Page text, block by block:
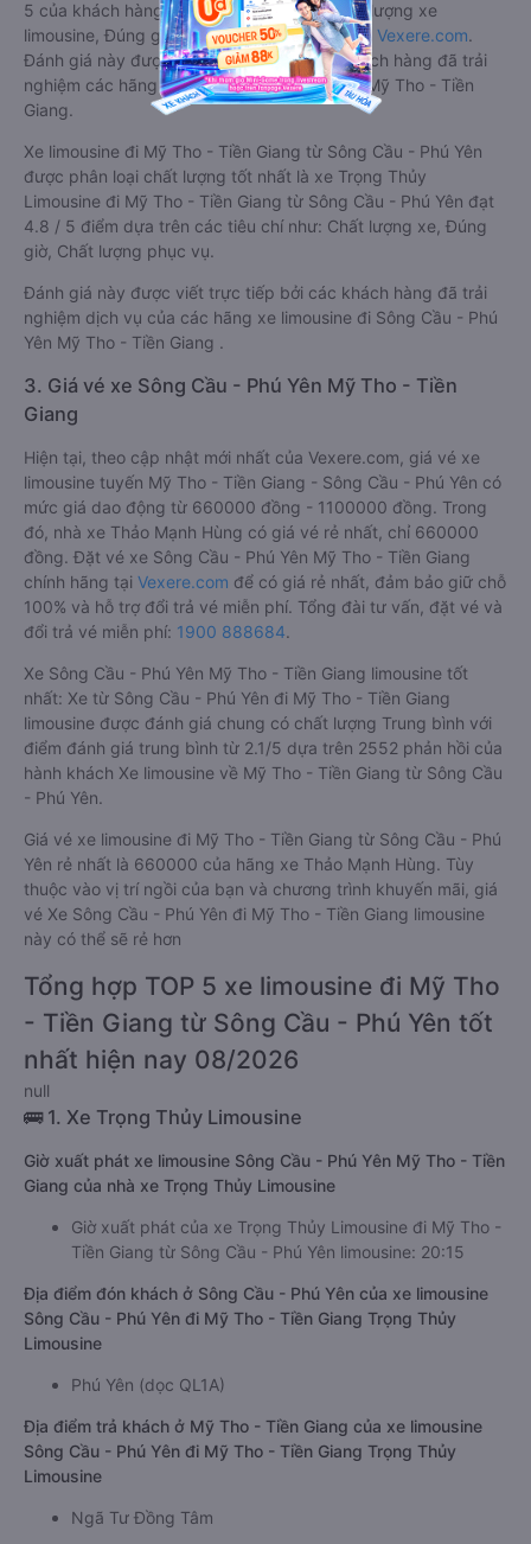
5 của khách hàng với các tiêu chí như: Chất lượng xe
limousine, Đúng giờ, Chất lượng phục vụ trên Vexere.com.
Đánh giá này được viết trực tiếp bởi các khách hàng đã trải
nghiệm các hãng Xe Sông Cầu - Phú Yên đi Mỹ Tho - Tiền
Giang.
Xe limousine đi Mỹ Tho - Tiền Giang từ Sông Cầu - Phú Yên
được phân loại chất lượng tốt nhất là xe Trọng Thủy
Limousine đi Mỹ Tho - Tiền Giang từ Sông Cầu - Phú Yên đạt
4.8 / 5 điểm dựa trên các tiêu chí như: Chất lượng xe, Đúng
giờ, Chất lượng phục vụ.
Đánh giá này được viết trực tiếp bởi các khách hàng đã trải
nghiệm dịch vụ của các hãng xe limousine đi Sông Cầu - Phú
Yên Mỹ Tho - Tiền Giang .
3. Giá vé xe Sông Cầu - Phú Yên Mỹ Tho - Tiền
Giang
Hiện tại, theo cập nhật mới nhất của Vexere.com, giá vé xe
limousine tuyến Mỹ Tho - Tiền Giang - Sông Cầu - Phú Yên có
mức giá dao động từ 660000 đồng - 1100000 đồng. Trong
đó, nhà xe Thảo Mạnh Hùng có giá vé rẻ nhất, chỉ 660000
đồng. Đặt vé xe Sông Cầu - Phú Yên Mỹ Tho - Tiền Giang
chính hãng tại Vexere.com để có giá rẻ nhất, đảm bảo giữ chỗ
100% và hỗ trợ đổi trả vé miễn phí. Tổng đài tư vấn, đặt vé và
đổi trả vé miễn phí: 1900 888684.
Xe Sông Cầu - Phú Yên Mỹ Tho - Tiền Giang limousine tốt
nhất: Xe từ Sông Cầu - Phú Yên đi Mỹ Tho - Tiền Giang
limousine được đánh giá chung có chất lượng Trung bình với
điểm đánh giá trung bình từ 2.1/5 dựa trên 2552 phản hồi của
hành khách Xe limousine về Mỹ Tho - Tiền Giang từ Sông Cầu
- Phú Yên.
Giá vé xe limousine đi Mỹ Tho - Tiền Giang từ Sông Cầu - Phú
Yên rẻ nhất là 660000 của hãng xe Thảo Mạnh Hùng. Tùy
thuộc vào vị trí ngồi của bạn và chương trình khuyến mãi, giá
vé Xe Sông Cầu - Phú Yên đi Mỹ Tho - Tiền Giang limousine
này có thể sẽ rẻ hơn
Tổng hợp TOP 5 xe limousine đi Mỹ Tho
- Tiền Giang từ Sông Cầu - Phú Yên tốt
nhất hiện nay 08/2026
null
🚌 1. Xe Trọng Thủy Limousine
Giờ xuất phát xe limousine Sông Cầu - Phú Yên Mỹ Tho - Tiền
Giang của nhà xe Trọng Thủy Limousine
Giờ xuất phát của xe Trọng Thủy Limousine đi Mỹ Tho -
Tiền Giang từ Sông Cầu - Phú Yên limousine: 20:15
Địa điểm đón khách ở Sông Cầu - Phú Yên của xe limousine
Sông Cầu - Phú Yên đi Mỹ Tho - Tiền Giang Trọng Thủy
Limousine
Phú Yên (dọc QL1A)
Địa điểm trả khách ở Mỹ Tho - Tiền Giang của xe limousine
Sông Cầu - Phú Yên đi Mỹ Tho - Tiền Giang Trọng Thủy
Limousine
Ngã Tư Đồng Tâm